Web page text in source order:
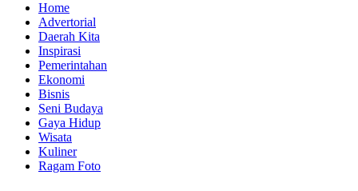
Home
Advertorial
Daerah Kita
Inspirasi
Pemerintahan
Ekonomi
Bisnis
Seni Budaya
Gaya Hidup
Wisata
Kuliner
Ragam Foto